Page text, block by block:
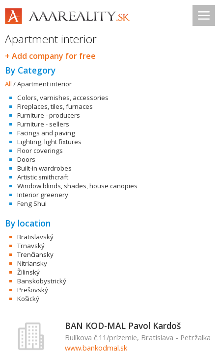
Apartment interior
+ Add company for free
By Category
All /Apartment interior
Colors, varnishes, accessories
Fireplaces, tiles, furnaces
Furniture - producers
Furniture - sellers
Facings and paving
Lighting, light fixtures
Floor coverings
Doors
Built-in wardrobes
Artistic smithcraft
Window blinds, shades, house canopies
Interior greenery
Feng Shui
By location
Bratislavský
Trnavský
Trenčiansky
Nitriansky
Žilinský
Banskobystrický
Prešovský
Košický
BAN KOD-MAL Pavol Kardoš
Bulíkova č.11/prízemie, Bratislava - Petržalka
www.bankodmal.sk